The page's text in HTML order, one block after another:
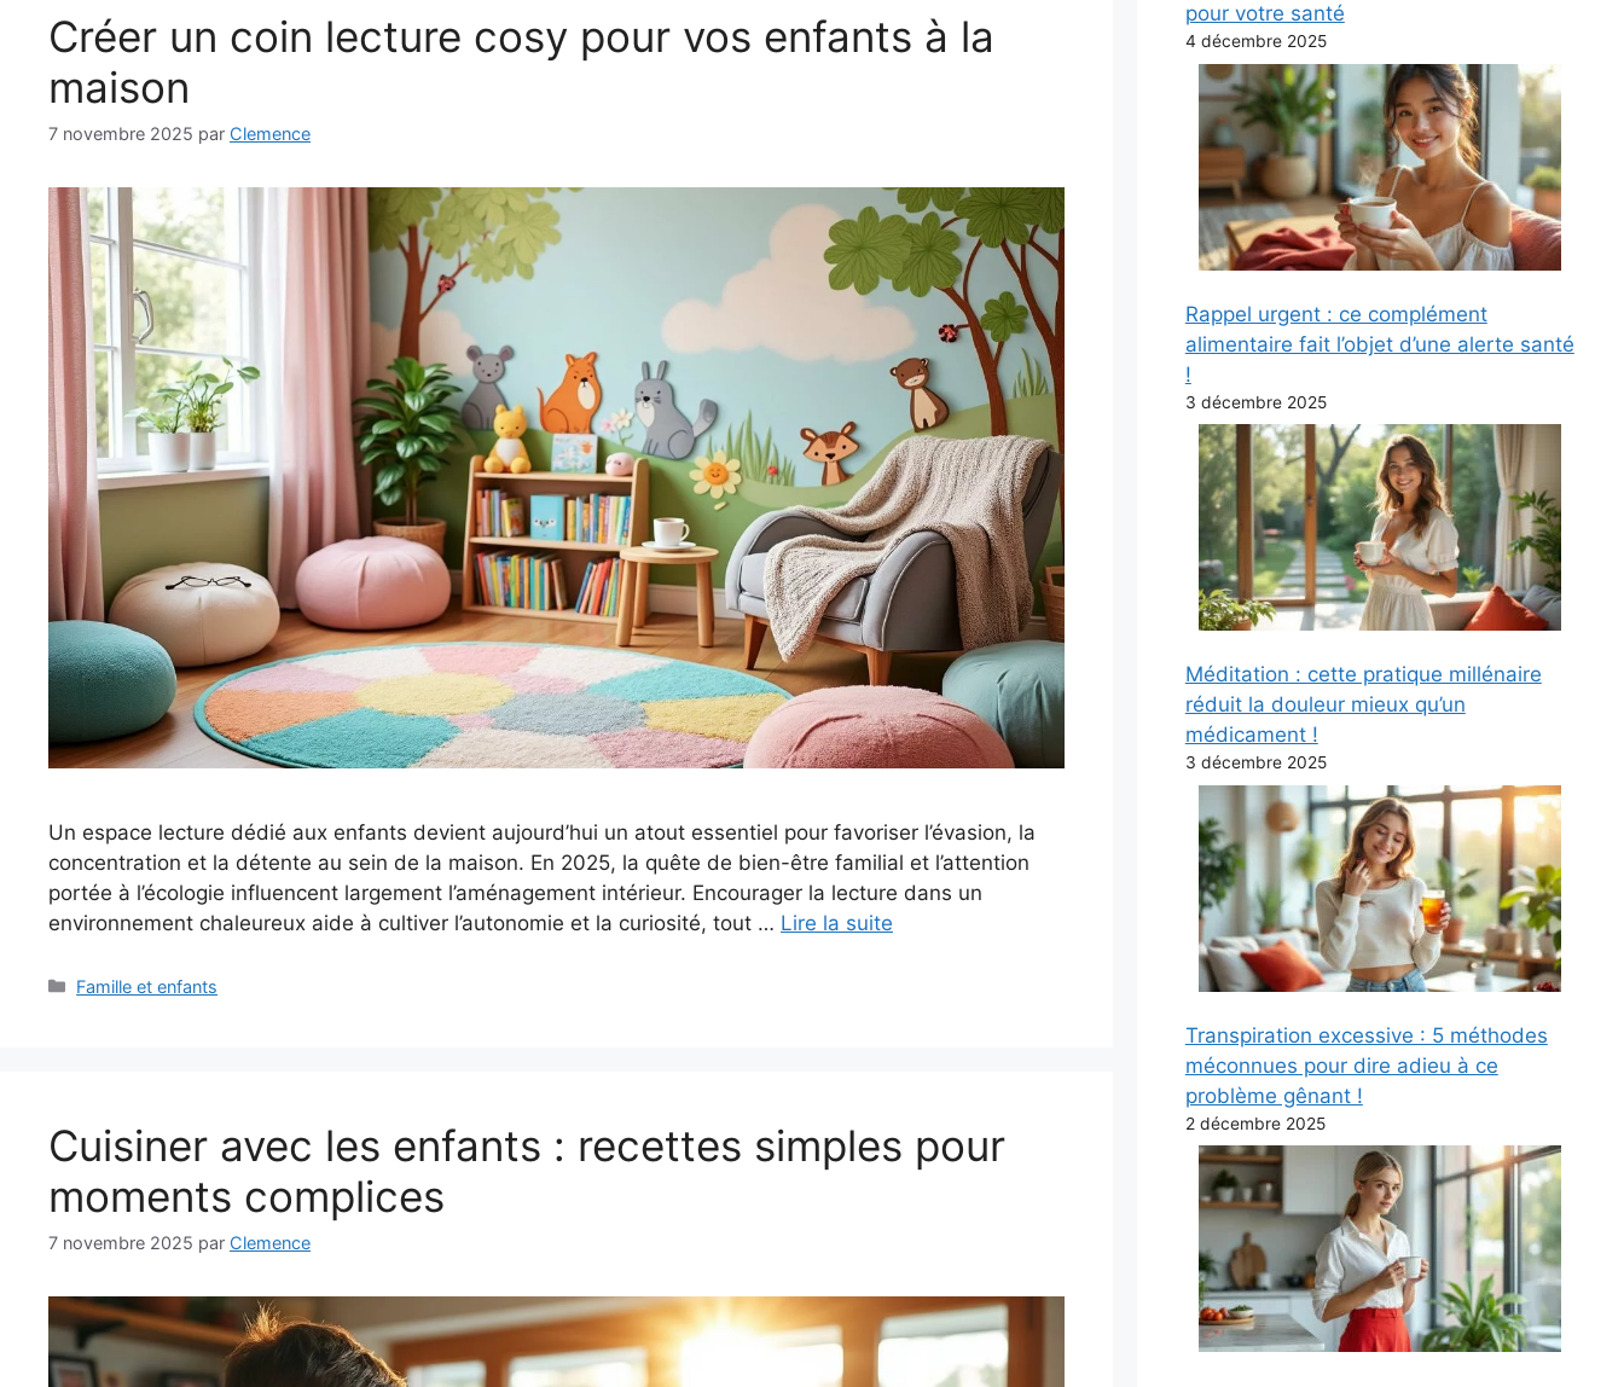
Créer un coin lecture cosy pour vos enfants à la
maison
7 novembre 2025 par Clemence
Un espace lecture dédié aux enfants devient aujourd’hui un atout essentiel pour favoriser l’évasion, la
concentration et la détente au sein de la maison. En 2025, la quête de bien-être familial et l’attention
portée à l’écologie influencent largement l’aménagement intérieur. Encourager la lecture dans un
environnement chaleureux aide à cultiver l’autonomie et la curiosité, tout … Lire la suite
Catégories
Famille et enfants
Cuisiner avec les enfants : recettes simples pour
moments complices
7 novembre 2025 par Clemence
pour votre santé
4 décembre 2025
Rappel urgent : ce complément
alimentaire fait l’objet d’une alerte santé
!
3 décembre 2025
Méditation : cette pratique millénaire
réduit la douleur mieux qu’un
médicament !
3 décembre 2025
Transpiration excessive : 5 méthodes
méconnues pour dire adieu à ce
problème gênant !
2 décembre 2025